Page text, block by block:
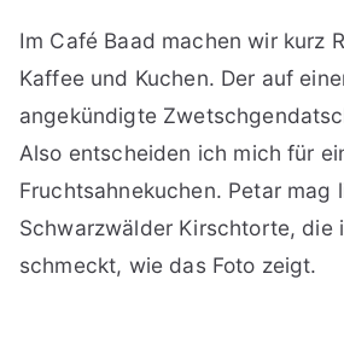
Im Café Baad machen wir kurz
Kaffee und Kuchen. Der auf
angekündigte
Also entscheiden ich mich für
Fruchtsahnekuchen. Petar mag
Schwarzwälder Kirschtorte, die
schmeckt, wie das Foto zeigt.